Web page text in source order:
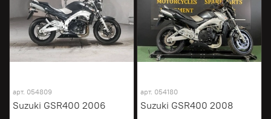
арт. 054809
Suzuki GSR400 2006
арт. 054180
Suzuki GSR400 2008